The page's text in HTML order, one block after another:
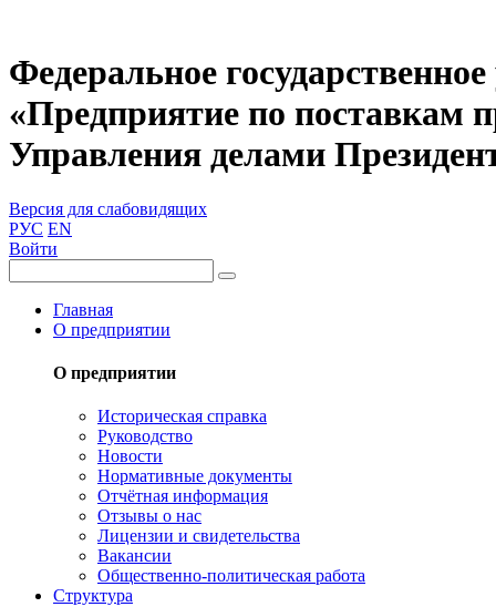
Федеральное
«Предприятие по поставкам
Управления делами
Версия для слабовидящих
РУС EN
Войти
Главная
О предприятии
О предприятии
Историческая справка
Руководство
Новости
Нормативные документы
Отчётная информация
Отзывы о нас
Лицензии и свидетельства
Вакансии
Общественно-политическая работа
Структура